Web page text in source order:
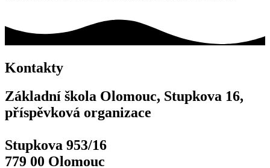
Kontakty
Základní škola Olomouc, Stupkova 16,
příspěvková organizace
Stupkova 953/16
779 00 Olomouc